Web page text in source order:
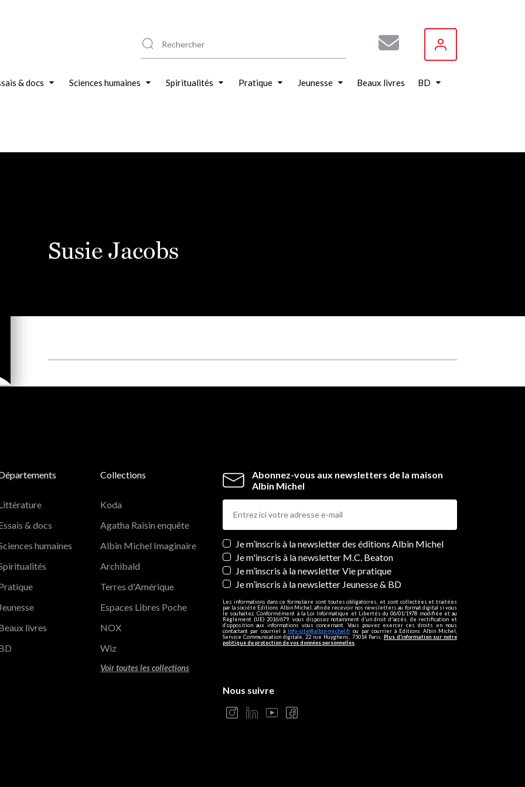
& docs Sciences humaines Spiritualités Pratique Jeunesse Beaux livres BD
Susie Jacobs
Abonnez-vous aux newsletters de la maison
Albin Michel
Newsletters
Je m’inscris à la newsletter des éditions Albin Michel
Je m'inscris à la newsletter M.C. Beaton
Je m’inscris à la newsletter Vie pratique
Je m’inscris à la newsletter Jeunesse & BD
Les informations dans ce formulaire sont toutes obligatoires, et sont collectées et traitées
par la société Editions Albin Michel, afin de recevoir nos newsletters au format digital si vous
le souhaitez. Conformément à la Loi Informatique et Libertés du 06/01/1978 modifiée et au
Règlement (UE) 2016/679, vous disposez notamment d'un droit d'accès, de rectification et
d’opposition aux informations vous concernant. Vous pouvez exercer ces droits en nous
contactant par courriel àinfo-site@albin-michel.fr ou par courrier à Editions Albin Michel,
Service Communication digitale, 22 rue Huyghens, 75014 Paris. Plus d’information sur notre
politique de protection de vos données personnelles
& docs
humaines
Jeunesse
livres
Collections
Koda
Agatha Raisin enquête
Albin Michel Imaginaire
Archibald
Terres d'Amérique
Espaces Libres Poche
NOX
Wiz
Voir toutes les collections
Nous suivre